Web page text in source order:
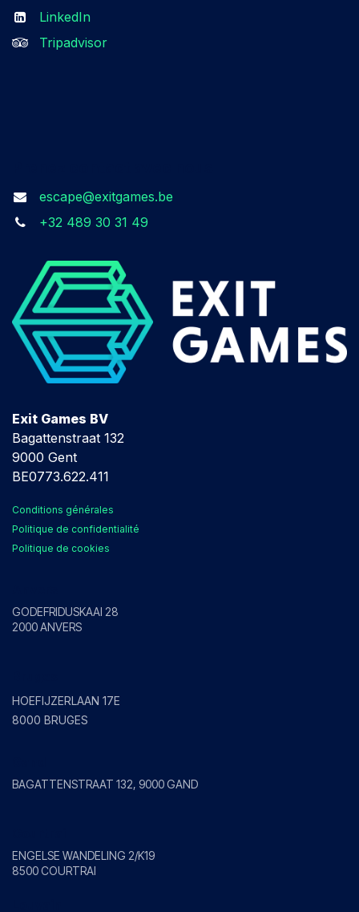
LinkedIn
Tripadvisor
escape@exitgames.be
+32 489 30 31 49
Exit Games BV
Bagattenstraat 132
9000 Gent
BE0773.622.411
Conditions générales
Politique de confidentialité
Politique de cookies
GODEFRIDUSKAAI 28
2000 ANVERS
HOEFIJZERLAAN 17E
8000 BRUGES
BAGATTENSTRAAT 132, 9000 GAND
ENGELSE WANDELING 2/K19
8500 COURTRAI